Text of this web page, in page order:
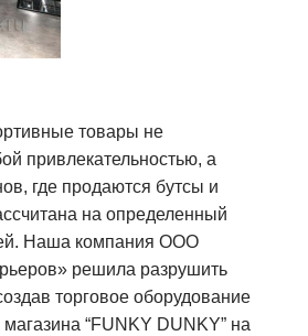
товары не
привлекательностью, а
где продаются бутсы и
на определенный
Наша компания ООО
решила разрушить
торговое оборудование
“FUNKY DUNKY” на